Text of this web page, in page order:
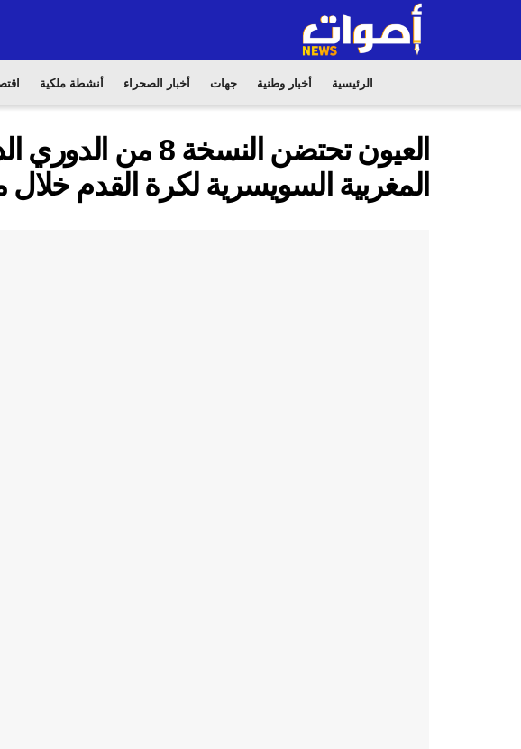
الرئيسية أخبار وطنية جهات أخبار الصحراء أنشطة ملكية
العيون تحتضن النسخة 8
المغربية السويسرية لكرة القدم خلال